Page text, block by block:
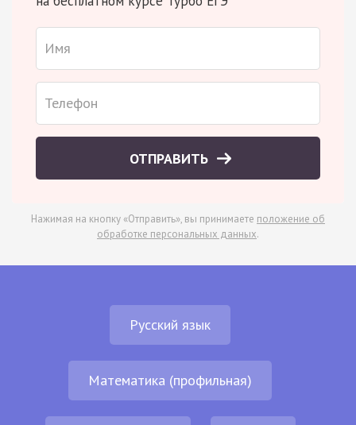
ОТПРАВИТЬ
Нажимая на кнопку «Отправить», вы принимаете положение об
обработке персональных данных.
Русский язык
Математика (профильная)